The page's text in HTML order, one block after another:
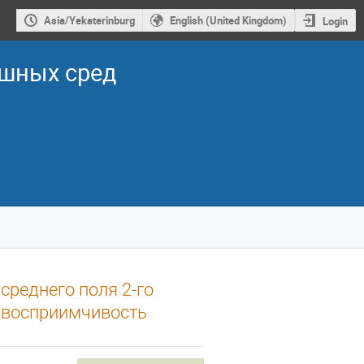
Asia/Yekaterinburg English (United Kingdom) Login
сред
поля 2-го